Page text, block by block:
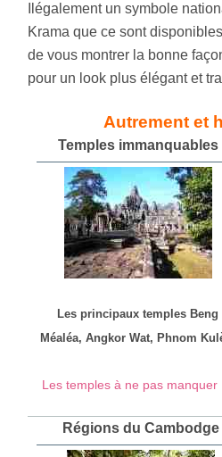
Ilégalement un symbole
Krama que ce sont
de vous montrer la bonne
pour un look plus élégant et
Autrement et
Temples immanquables
Les principaux temples Beng
Méaléa, Angkor Wat, Phnom
Les temples à ne pas
Régions du Cambodge